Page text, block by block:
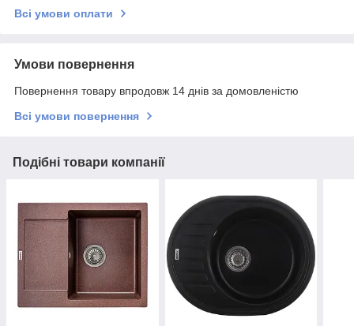
Всі умови оплати
Умови повернення
Повернення товару впродовж 14 днів за домовленістю
Всі умови повернення
Подібні товари компанії